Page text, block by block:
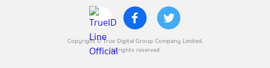
Copyright © True Digital Group Company Limited.
All rights reserved